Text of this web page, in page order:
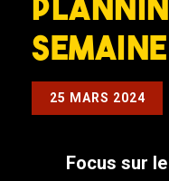
25 MARS 2024
Focus sur